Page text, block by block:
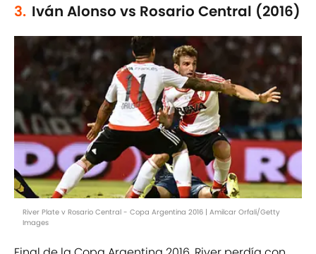
3. Iván Alonso vs Rosario Central (2016)
River Plate v Rosario Central - Copa Argentina 2016 | Amilcar Orfali/Getty
Images